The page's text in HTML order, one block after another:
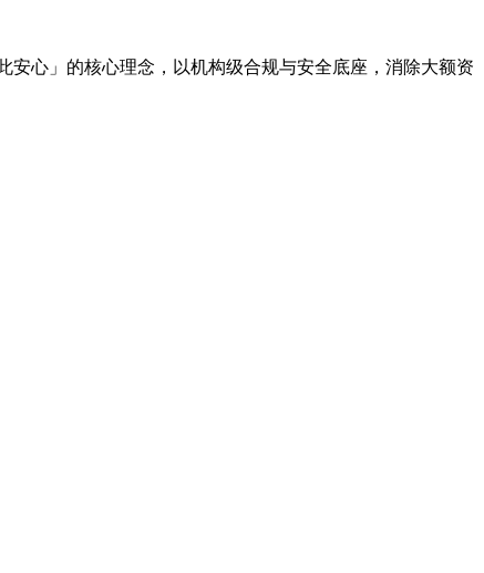
心」的核心理念，以机构级合规与安全底座，消除大额资